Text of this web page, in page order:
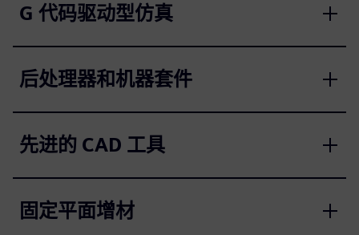
G 代码驱动型仿真
后处理器和机器套件
先进的 CAD 工具
固定平面增材